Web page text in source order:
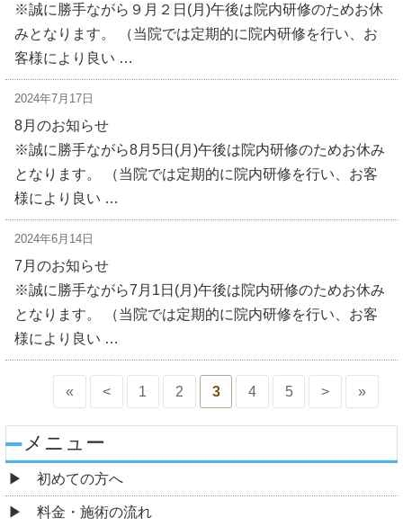
※誠に勝手ながら９月２日(月)午後は院内研修のためお休
みとなります。 （当院では定期的に院内研修を行い、お
客様により良い …
2024年7月17日
8月のお知らせ
※誠に勝手ながら8月5日(月)午後は院内研修のためお休み
となります。 （当院では定期的に院内研修を行い、お客
様により良い …
2024年6月14日
7月のお知らせ
※誠に勝手ながら7月1日(月)午後は院内研修のためお休み
となります。 （当院では定期的に院内研修を行い、お客
様により良い …
« < 1 2 3 4 5 > »
メニュー
初めての方へ
料金・施術の流れ